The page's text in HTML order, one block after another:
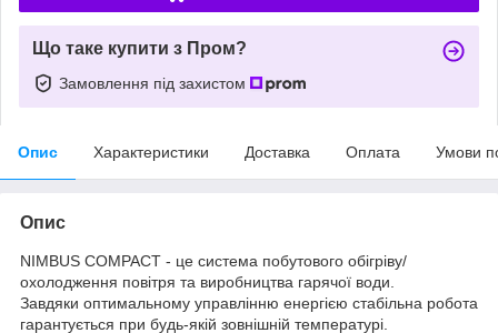
Що таке купити з Пром?
Замовлення під захистом
Опис Характеристики Доставка Оплата Умови
Опис
NIMBUS COMPACT - це система побутового обігріву/
охолодження повітря та виробництва гарячої води.
Завдяки оптимальному управлінню енергією стабільна робота
гарантується при будь-якій зовнішній температурі.